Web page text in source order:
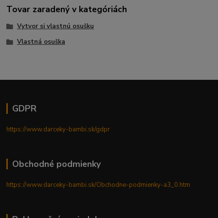
Tovar zaradený v kategóriách
Vytvor si vlastnú osušku
Vlastná osuška
GDPR
https://www.darceky-bambi.sk/gdpr
Obchodné podmienky
https://www.darceky-bambi.sk/Obchodne-podmienky-a3_0.htm